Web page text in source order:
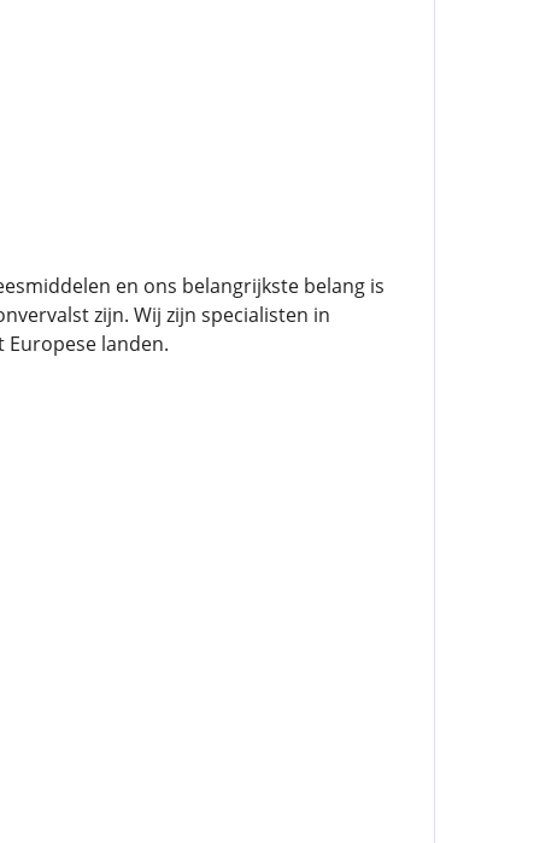
en ons belangrijkste belang is
zijn. Wij zijn specialisten in
Europese landen.